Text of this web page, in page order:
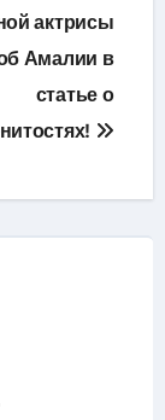
актрисы
Амалии в
статье о